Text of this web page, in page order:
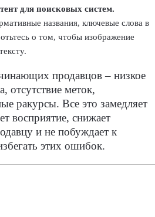
для поисковых систем.
названия, ключевые слова в
о том, чтобы изображение
продавцов – низкое
отсутствие меток,
ракурсы. Все это замедляет
восприятие, снижает
и не побуждает к
этих ошибок.